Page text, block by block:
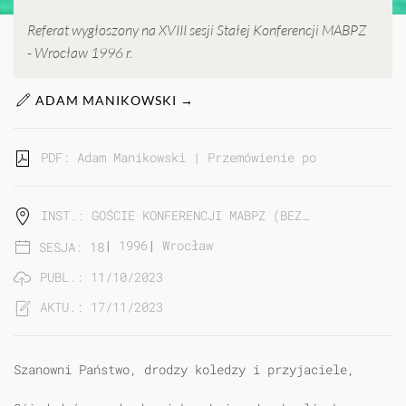
Referat wygłoszony na XVIII sesji Stałej Konferencji MABPZ
- Wrocław 1996 r.
Szanowni Państwo, drodzy koledzy i przyjaciele,
ADAM MANIKOWSKI →
PDF: Adam Manikowski | Przemówienie powitalne
INST.: GOŚCIE KONFERENCJI MABPZ (BEZ…
SESJA: 18| 1996 | Wrocław
PUBL.: 11/10/2023
AKTU.: 17/11/2023